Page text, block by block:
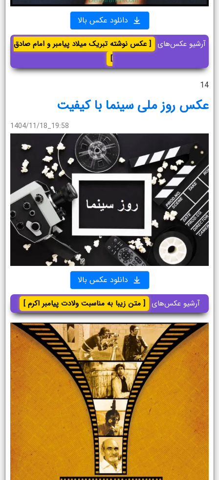
دانلود عکس بالا
آرشیو عکس‌های
[ عکس نوشته تبریک میلاد پیامبر و امام صادق
]
14
عکس روز ملی سینما با کیفیت
1404/11/18_19:58
دانلود عکس بالا
آرشیو عکس‌های [ متن زیبا به مناسبت ولادت پیامبر اکرم ]